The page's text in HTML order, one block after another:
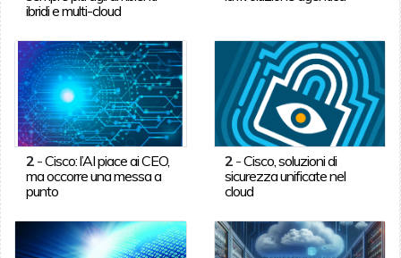
ibridi e multi-cloud
2-Cisco: l’AI piace ai CEO,
ma occorre una messa a
punto
2 -Cisco, soluzioni di
sicurezza unificate nel
cloud